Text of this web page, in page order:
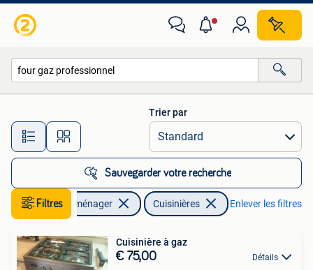
Toutes les distances…
Trier par
Sauvegarder votre recherche
Filtres
Electroménager Cuisinières Enlever les filtres
Cuisinière à gaz
€ 75,00 Détails